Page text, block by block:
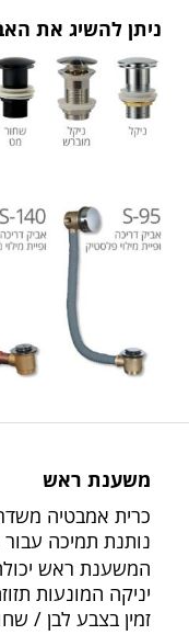
ניתן להשיג את
משענת ראש
כרית אמבטיה
נותנת תמיכה
המשענת ראש
יניקה המונעות
זמין בצבע לבן /